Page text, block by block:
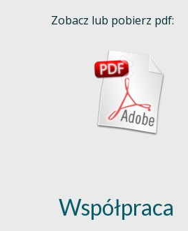
Zobacz lub pobierz pdf:
Współpraca